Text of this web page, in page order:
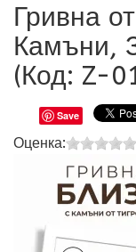
Гривна
Камъни,
(Код: Z-
Save
Оценка: